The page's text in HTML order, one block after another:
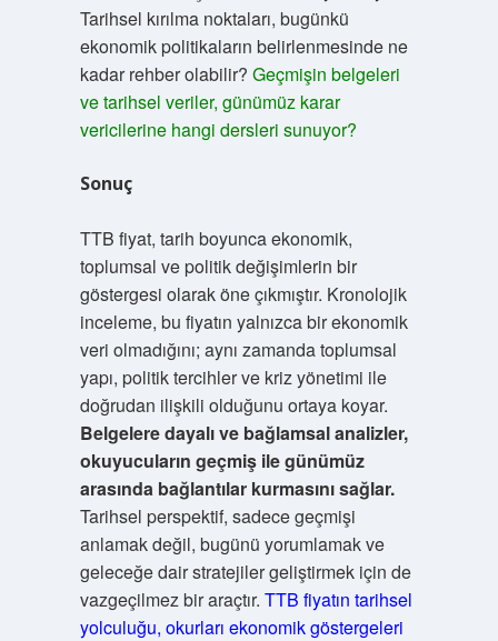
Tarihsel kırılma noktaları, bugünkü
ekonomik politikaların belirlenmesinde ne
kadar rehber olabilir? Geçmişin belgeleri
ve tarihsel veriler, günümüz karar
vericilerine hangi dersleri sunuyor?
Sonuç
TTB fiyat, tarih boyunca ekonomik,
toplumsal ve politik değişimlerin bir
göstergesi olarak öne çıkmıştır. Kronolojik
inceleme, bu fiyatın yalnızca bir ekonomik
veri olmadığını; aynı zamanda toplumsal
yapı, politik tercihler ve kriz yönetimi ile
doğrudan ilişkili olduğunu ortaya koyar.
Belgelere dayalı ve bağlamsal analizler,
okuyucuların geçmiş ile günümüz
arasında bağlantılar kurmasını sağlar.
Tarihsel perspektif, sadece geçmişi
anlamak değil, bugünü yorumlamak ve
geleceğe dair stratejiler geliştirmek için de
vazgeçilmez bir araçtır. TTB fiyatın tarihsel
yolculuğu, okurları ekonomik göstergeleri